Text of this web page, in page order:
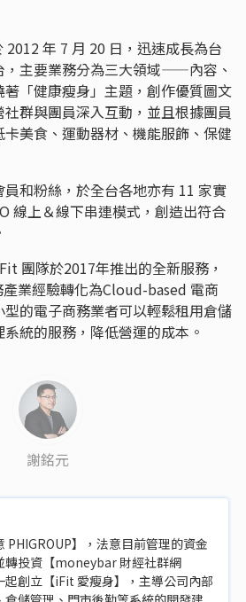
2012 年 7 月 20 日，迅速成長為台
，主要業務分為三大領域——內容、
「健康瘦身」主題，創作優質圖文
群與團員深入互動，並且根據團員
美食、運動器材、機能服飾、保健
和粉絲，於全台各地亦有 11 家實
線上＆線下串連模式，創造出符合
團隊於2017年推出的全新服務，
業經驗轉化為Cloud-based 電商
的電子商務業者可以輕鬆租用倉儲
統的服務，降低營運的成本。
謝銘元
PHIGROUP】，法意目前管理的資金
轉投資【moneybar 財經社群網
起創立【iFit 愛瘦身】，主導公司內部